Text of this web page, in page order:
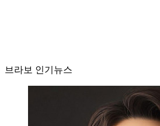
브라보 인기뉴스